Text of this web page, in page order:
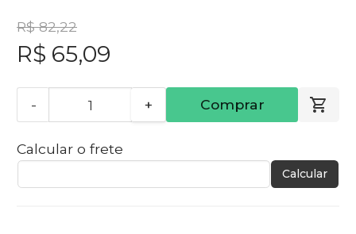
R$ 82,22
R$ 65,09
- + Comprar
Calcular o frete
Calcular